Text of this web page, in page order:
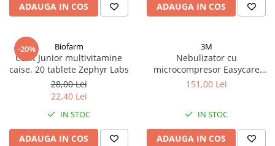
Sanatatea cuplului
Fertilitate
Teste de sarcina si ovulatie
Altele-Sanatatea cuplului
Suplimente alimentare
Vitamine si minerale
Afectiuni
ADAUGA IN COS ADAUGA IN COS
-20% Biofarm
Cavit Junior multivitamine
caise, 20 tablete Zephyr Labs
28,00 Lei
22,40 Lei
IN STOC
ADAUGA IN COS
3M
Nebulizator cu
microcompresor Easycare
baby VP-D2 Zephyr Labs
151,00 Lei
IN STOC
ADAUGA IN COS